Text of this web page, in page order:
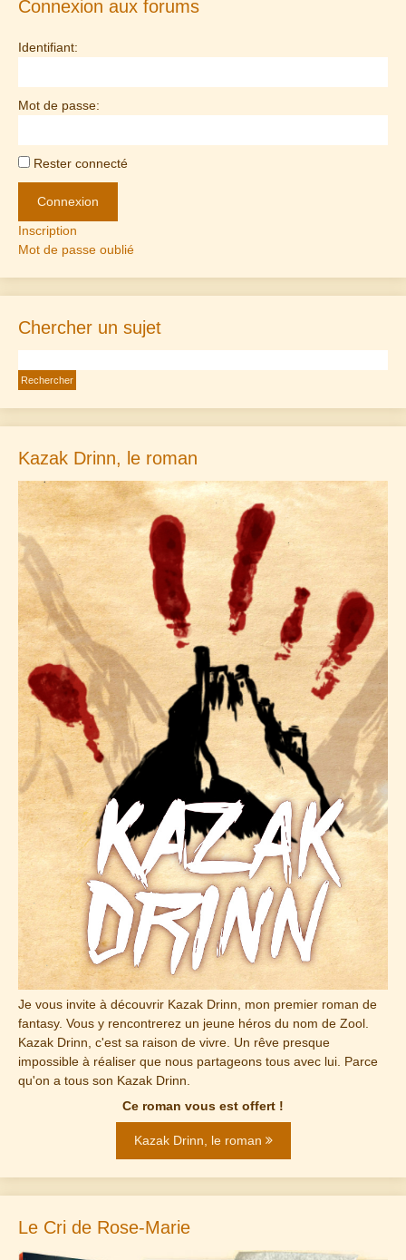
Connexion aux forums
Identifiant:
Mot de passe:
Rester connecté
Connexion
Inscription
Mot de passe oublié
Chercher un sujet
Kazak Drinn, le roman
Je vous invite à découvrir Kazak Drinn, mon premier roman de
fantasy. Vous y rencontrerez un jeune héros du nom de Zool.
Kazak Drinn, c'est sa raison de vivre. Un rêve presque
impossible à réaliser que nous partageons tous avec lui. Parce
qu'on a tous son Kazak Drinn.
Ce roman vous est offert !
Kazak Drinn, le roman
Le Cri de Rose-Marie